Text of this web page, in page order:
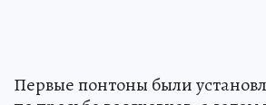
Первые понтоны были